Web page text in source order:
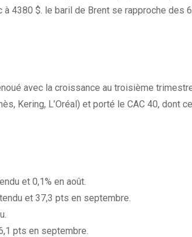
4380 $. le baril de Brent se rapproche des
avec la croissance au troisième
Kering, L’Oréal) et porté le CAC 40, dont
et 0,1% en août.
et 37,3 pts en septembre.
pts en septembre.